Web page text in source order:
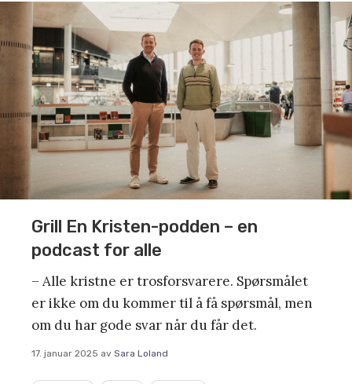
Grill En Kristen-podden – en
podcast for alle
– Alle kristne er trosforsvarere. Spørsmålet
er ikke om du kommer til å få spørsmål, men
om du har gode svar når du får det.
17. januar 2025 av Sara Loland